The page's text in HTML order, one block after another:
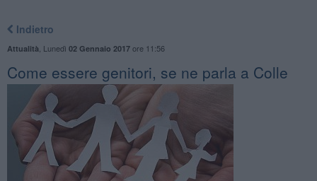
Indietro
Attualità Lunedì 02 Gennaio 2017ore 11:56
Come essere genitori, se ne parla a Colle